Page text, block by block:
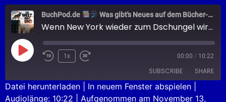
BuchPod.de Was gibt's Neues auf dem Bücher-Markt?
Wenn New York wieder zum Dschungel wird
1x 00:00 / 10:22
SUBSCRIBE SHARE
Datei herunterladen In neuem Fenster abspielen
Audiolänge: 10:22
Aufgenommen am November 13,